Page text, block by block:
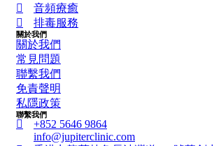
⾳頻療癒
排毒服務
關於我們
關於我們
常見問題
聯繫我們
免責聲明
私隱政策
聯繫我們
+852 5646 9864
info@jupiterclinic.com